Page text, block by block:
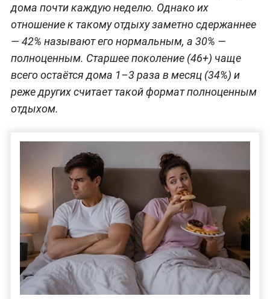
дома почти каждую неделю. Однако их
отношение к такому отдыху заметно сдержаннее
— 42% называют его нормальным, а 30% —
полноценным. Старшее поколение (46+) чаще
всего остаётся дома 1–3 раза в месяц (34%) и
реже других считает такой формат полноценным
отдыхом.